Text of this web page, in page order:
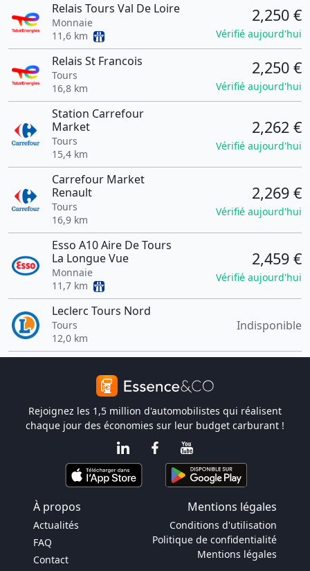
Relais Tours Val De Loire
Monnaie
11,6 km
2,250 €
Vérifié aujourd'hui
Relais St Francois
Tours
16,8 km
2,250 €
Vérifié aujourd'hui
Station Carrefour
Market
Tours
15,4 km
2,262 €
Vérifié aujourd'hui
Carrefour Market
Renault
Tours
16,9 km
2,269 €
Vérifié aujourd'hui
Esso A10 Aire De Tours
La Longue Vue
Monnaie
11,7 km
2,459 €
Vérifié aujourd'hui
Leclerc Tours Nord
Tours
12,0 km
Indisponible
Rejoignez les 1,5 million d'automobilistes qui réalisent
chaque jour des économies sur leur budget carburant !
À propos Mentions légales
Actualités
FAQ
Contact
Conditions d'utilisation
Politique de confidentialité
Mentions légales